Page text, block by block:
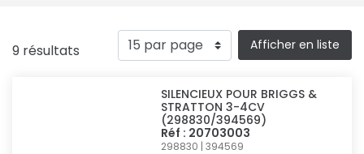
9 résultats Afficher en liste
SILENCIEUX POUR BRIGGS &
STRATTON 3-4CV
(298830/394569)
Réf : 20703003
298830 | 394569